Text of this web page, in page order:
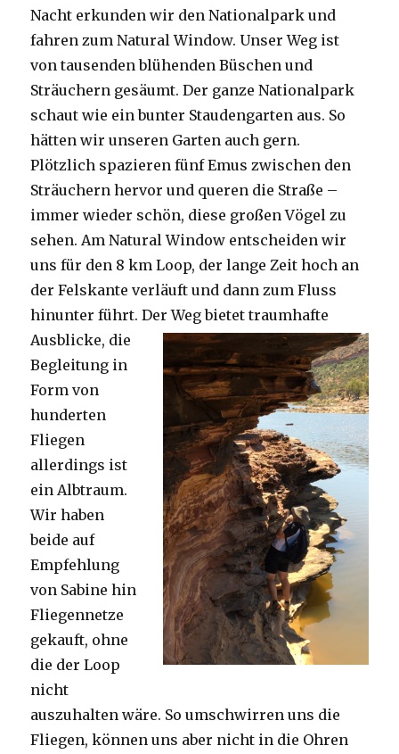
Nacht erkunden wir den Nationalpark und
fahren zum Natural Window. Unser Weg ist
von tausenden blühenden Büschen und
Sträuchern gesäumt. Der ganze Nationalpark
schaut wie ein bunter Staudengarten aus. So
hätten wir unseren Garten auch gern.
Plötzlich spazieren fünf Emus zwischen den
Sträuchern hervor und queren die Straße –
immer wieder schön, diese großen Vögel zu
sehen. Am Natural Window entscheiden wir
uns für den 8 km Loop, der lange Zeit hoch an
der Felskante verläuft und dann zum Fluss
hinunter führt. Der Weg bietet traumhafte
Ausblicke, die
Begleitung in
Form von
hunderten
Fliegen
allerdings ist
ein Albtraum.
Wir haben
beide auf
Empfehlung
von Sabine hin
Fliegennetze
gekauft, ohne
die der Loop
nicht
auszuhalten wäre. So umschwirren uns die
Fliegen, können uns aber nicht in die Ohren